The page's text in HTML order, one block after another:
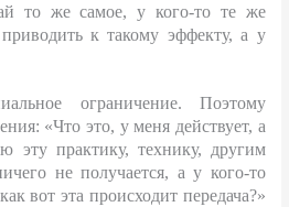
то же самое, у кого-то те же
к такому эффекту, а у
ограничение. Поэтому
«Что это, у меня действует, а
эту практику, технику, другим
не получается, а у кого-то
вот эта происходит передача?»